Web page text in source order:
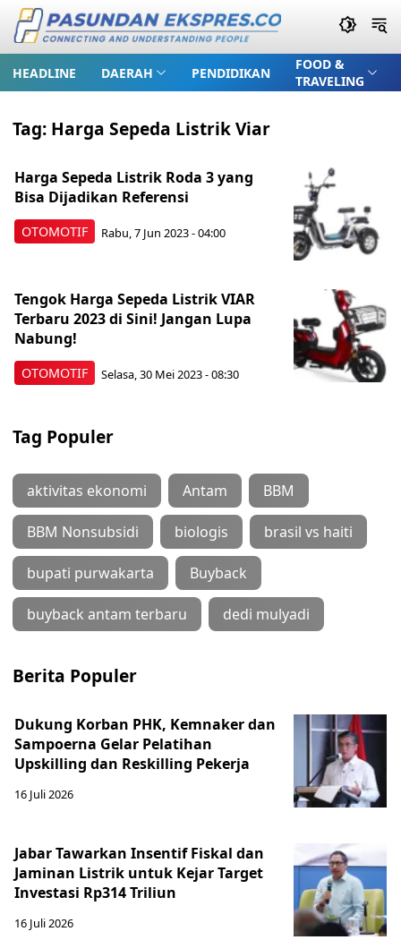
HEADLINE DAERAH PENDIDIKAN
FOOD &
TRAVELING
Tag: Harga Sepeda Listrik Viar
OTOMOTIF
Harga Sepeda Listrik Roda 3 yang
Bisa Dijadikan Referensi
Rabu, 7 Jun 2023 - 04:00
OTOMOTIF
Tengok Harga Sepeda Listrik VIAR
Terbaru 2023 di Sini! Jangan Lupa
Nabung!
Selasa, 30 Mei 2023 - 08:30
Tag Populer
aktivitas ekonomi Antam BBM
BBM Nonsubsidi biologis brasil vs haiti
bupati purwakarta Buyback
buyback antam terbaru dedi mulyadi
Berita Populer
Dukung Korban PHK, Kemnaker dan
Sampoerna Gelar Pelatihan
Upskilling dan Reskilling Pekerja
16 Juli 2026
Jabar Tawarkan Insentif Fiskal dan
Jaminan Listrik untuk Kejar Target
Investasi Rp314 Triliun
16 Juli 2026